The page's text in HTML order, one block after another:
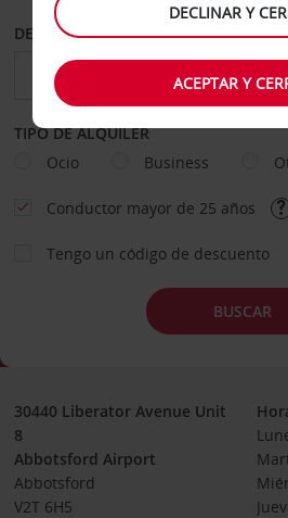
DESDE
TIPO DE ALQUILER
Ocio
Business
Conductor mayor de 25 años
Tengo un código de descuento
BUSCAR
30440 Liberator Avenue Unit
8
Abbotsford Airport
Abbotsford
V2T 6H5
DECLINAR Y
ACEPTAR Y